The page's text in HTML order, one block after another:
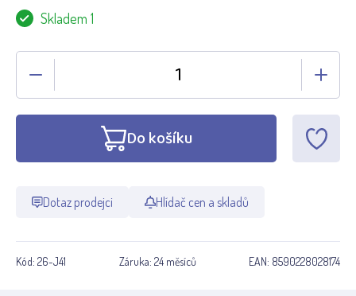
Skladem 1
Do košíku
Dotaz prodejci Hlídač cen a skladů
Kód: 26-J41 Záruka: 24 měsíců EAN: 8590228028174